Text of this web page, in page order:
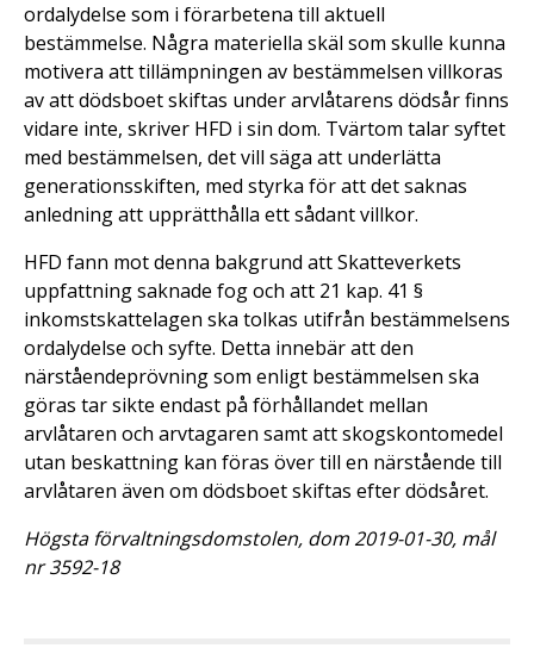
ordalydelse som i förarbetena till aktuell
bestämmelse. Några materiella skäl som skulle kunna
motivera att tillämpningen av bestämmelsen villkoras
av att dödsboet skiftas under arvlåtarens dödsår finns
vidare inte, skriver HFD i sin dom. Tvärtom talar syftet
med bestämmelsen, det vill säga att underlätta
generationsskiften, med styrka för att det saknas
anledning att upprätthålla ett sådant villkor.
HFD fann mot denna bakgrund att Skatteverkets
uppfattning saknade fog och att 21 kap. 41 §
inkomstskattelagen ska tolkas utifrån bestämmelsens
ordalydelse och syfte. Detta innebär att den
närståendeprövning som enligt bestämmelsen ska
göras tar sikte endast på förhållandet mellan
arvlåtaren och arvtagaren samt att skogskontomedel
utan beskattning kan föras över till en närstående till
arvlåtaren även om dödsboet skiftas efter dödsåret.
Högsta förvaltningsdomstolen, dom 2019-01-30, mål
nr 3592-18